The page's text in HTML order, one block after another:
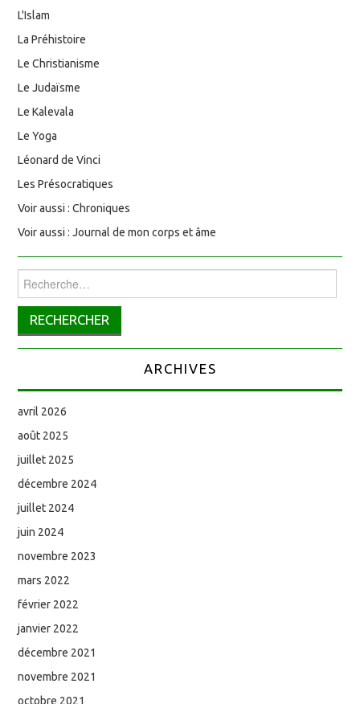
L'Islam
La Préhistoire
Le Christianisme
Le Judaïsme
Le Kalevala
Le Yoga
Léonard de Vinci
Les Présocratiques
Voir aussi : Chroniques
Voir aussi : Journal de mon corps et âme
Rechercher :
ARCHIVES
avril 2026
août 2025
juillet 2025
décembre 2024
juillet 2024
juin 2024
novembre 2023
mars 2022
février 2022
janvier 2022
décembre 2021
novembre 2021
octobre 2021